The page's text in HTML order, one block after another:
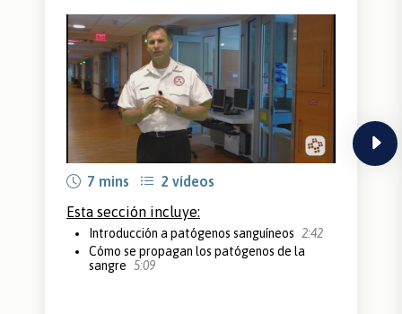
next
7 mins
2 vídeos
Esta sección incluye:
Introducción a patógenos sanguíneos 2:42
Cómo se propagan los patógenos de la
sangre 5:09